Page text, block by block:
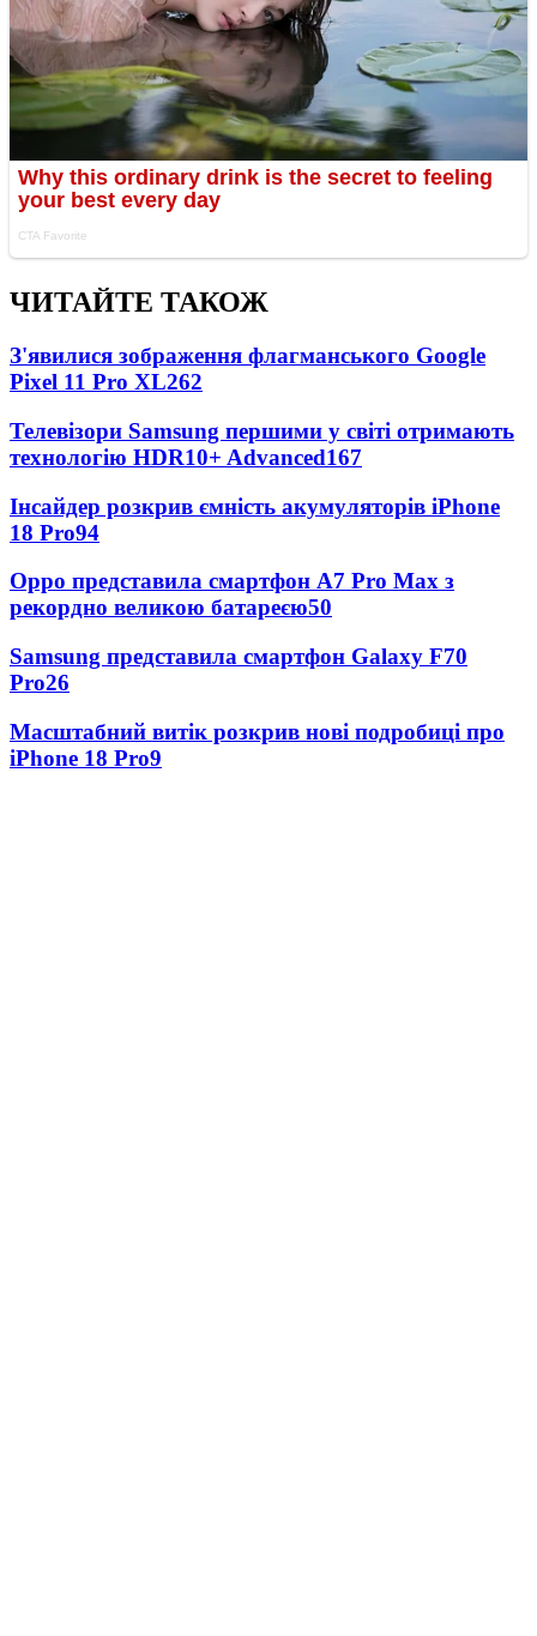
ЧИТАЙТЕ ТАКОЖ
З'явилися зображення флагманського Google
Pixel 11 Pro XL262
Телевізори Samsung першими у світі отримають
технологію HDR10+ Advanced167
Інсайдер розкрив ємність акумуляторів iPhone
18 Pro94
Oppo представила смартфон A7 Pro Max з
рекордно великою батареєю50
Samsung представила смартфон Galaxy F70
Pro26
Масштабний витік розкрив нові подробиці про
iPhone 18 Pro9